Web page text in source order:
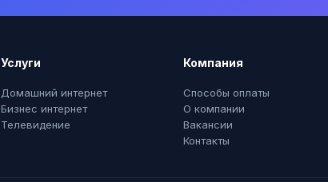
Услуги
Домашний интернет
Бизнес интернет
Телевидение
Компания
Способы оплаты
О компании
Вакансии
Контакты